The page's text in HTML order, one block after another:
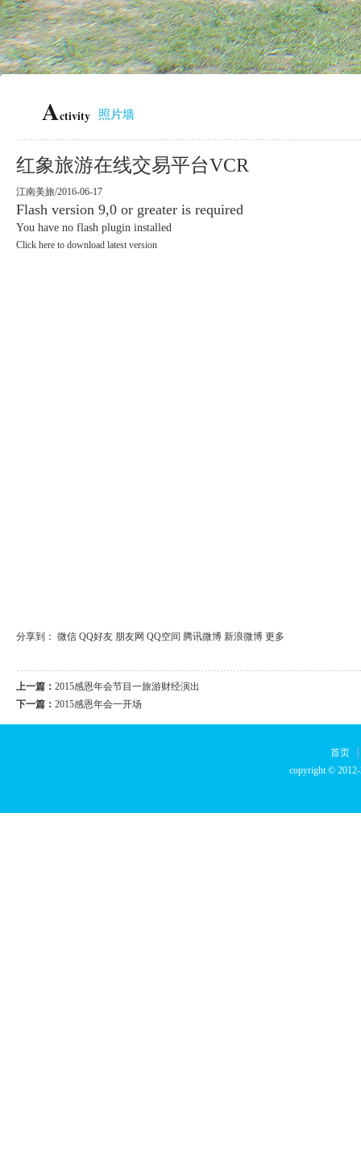
Activity 照片墙
红象旅游在线交易平台VCR
江南美旅/2016-06-17
Flash version 9,0 or greater is required
You have no flash plugin installed
Click here to download latest version
分享到： 微信 QQ好友 朋友网 QQ空间 腾讯微博 新浪微博 更多
上一篇： 2015感恩年会节目一旅游财经演出
下一篇： 2015感恩年会一开场
首页
copyright ©